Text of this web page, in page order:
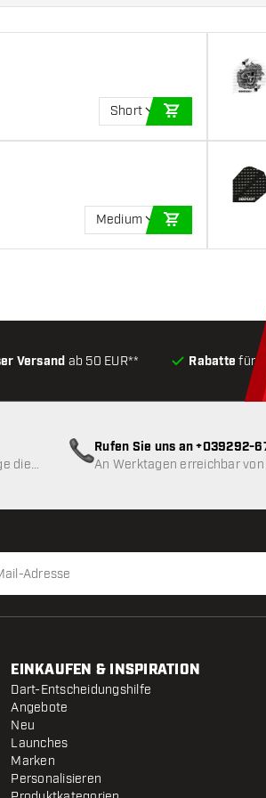
Short
IN DEN
Medium
IN DEN
Versand ab 50 EUR** Rabatte für
verfügbar
die
Rufen Sie uns an +039292-
An Werktagen erreichbar
EINKAUFEN & INSPIRATION
Dart-Entscheidungshilfe
Angebote
Neu
Launches
Marken
Personalisieren